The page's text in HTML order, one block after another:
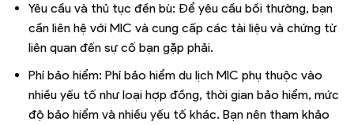
Yêu cầu và thủ tục đền bù: Để yêu cầu bồi thường, bạn
cần liên hệ với MIC và cung cấp các tài liệu và chứng từ
liên quan đến sự cố bạn gặp phải.
Phí bảo hiểm: Phí bảo hiểm du lịch MIC phụ thuộc vào
nhiều yếu tố như loại hợp đồng, thời gian bảo hiểm, mức
độ bảo hiểm và nhiều yếu tố khác. Bạn nên tham khảo